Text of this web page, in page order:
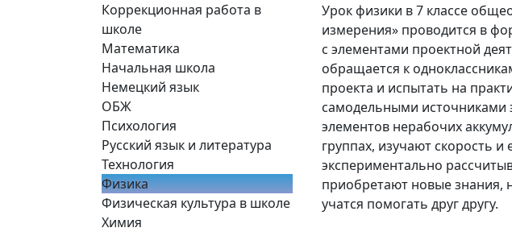
Коррекционная работа в
школе
Математика
Начальная школа
Немецкий язык
ОБЖ
Психология
Русский язык и литература
Технология
Физика
Физическая культура в школе
Химия
Урок физики в 7 классе
измерения» проводится в
с элементами проектной
обращается к
проекта и испытать на
самодельными источниками
элементов нерабочих
группах, изучают скорость
экспериментально
приобретают новые знания,
учатся помогать друг другу.